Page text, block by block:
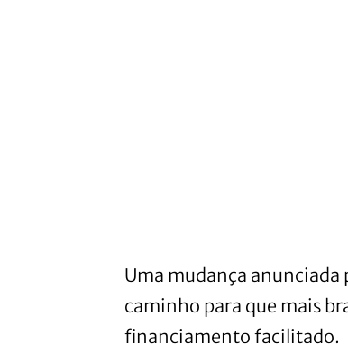
Uma mudança anunciada
caminho para que mais
financiamento facilitado.